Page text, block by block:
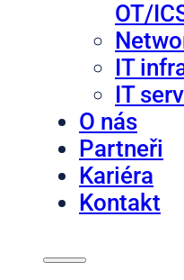
OT/
IT
IT
O nás
Partneři
Kariéra
Kontakt